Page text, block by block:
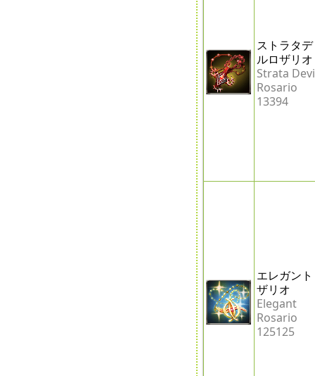
ストラタ
ルロザリオ
Strata
Rosario
13394
エレガン
ザリオ
Elegant
Rosario
125125